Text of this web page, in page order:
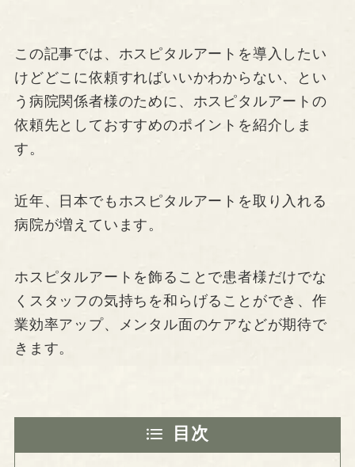
この記事では、ホスピタルアートを導入したい
けどどこに依頼すればいいかわからない、とい
う病院関係者様のために、ホスピタルアートの
依頼先としておすすめのポイントを紹介しま
す。
近年、日本でもホスピタルアートを取り入れる
病院が増えています。
ホスピタルアートを飾ることで患者様だけでな
くスタッフの気持ちを和らげることができ、作
業効率アップ、メンタル面のケアなどが期待で
きます。
目次